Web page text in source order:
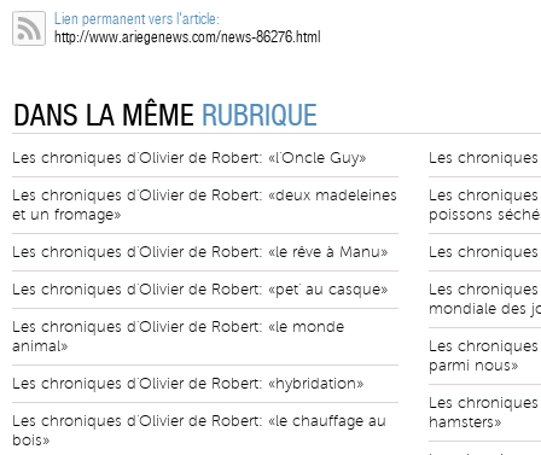
Lien permanent vers l'article:
http://www.ariegenews.com/news-86276.html
DANS LA MÊME RUBRIQUE
Les chroniques d'Olivier de Robert: «l'Oncle Guy»
Les chroniques d'Olivier de Robert: «deux madeleines
et un fromage»
Les chroniques d'Olivier de Robert: «le rêve à Manu»
Les chroniques d'Olivier de Robert: «pet' au casque»
Les chroniques d'Olivier de Robert: «le monde
animal»
Les chroniques d'Olivier de Robert: «hybridation»
Les chroniques d'Olivier de Robert: «le chauffage au
bois»
Les
Les
poissons
Les
Les
mondiale des
Les
parmi nous»
Les
hamsters»